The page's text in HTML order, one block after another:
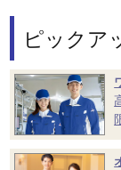
ピックア